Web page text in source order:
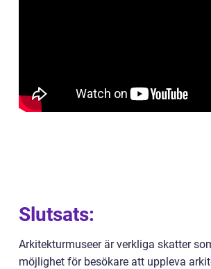
Slutsats:
Arkitekturmuseer är verkliga skatter
möjlighet för besökare att uppleva